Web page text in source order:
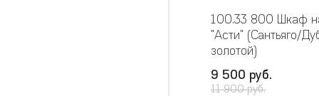
100.33 800 Шкаф
"Асти" (Сантьяго/
золотой)
9 500 руб.
11 900 руб.